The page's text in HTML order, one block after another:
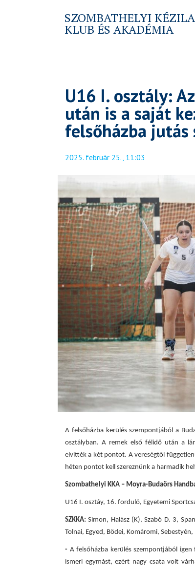
SZOMBATHELYI
KLUB ÉS AKADÉMIA
U16 I. osztály:
után is a saját
felsőházba
2025. február 25., 11:03
A felsőházba kerülés szempontjából a
osztályban. A remek első félidő után a
elvitték a két pontot. A vereségtől
héten pontot kell szereznünk a harmadik
Szombathelyi KKA – Moyra-Budaörs
U16 I. osztáy, 16. forduló, Egyetemi
SZKKA:Simon, Halász (K), Szabó D. 3,
Tolnai, Egyed, Bödei, Komáromi, Sebestyén,
- A felsőházba kerülés szempontjából
ismeri egymást, ezért nagy csata volt